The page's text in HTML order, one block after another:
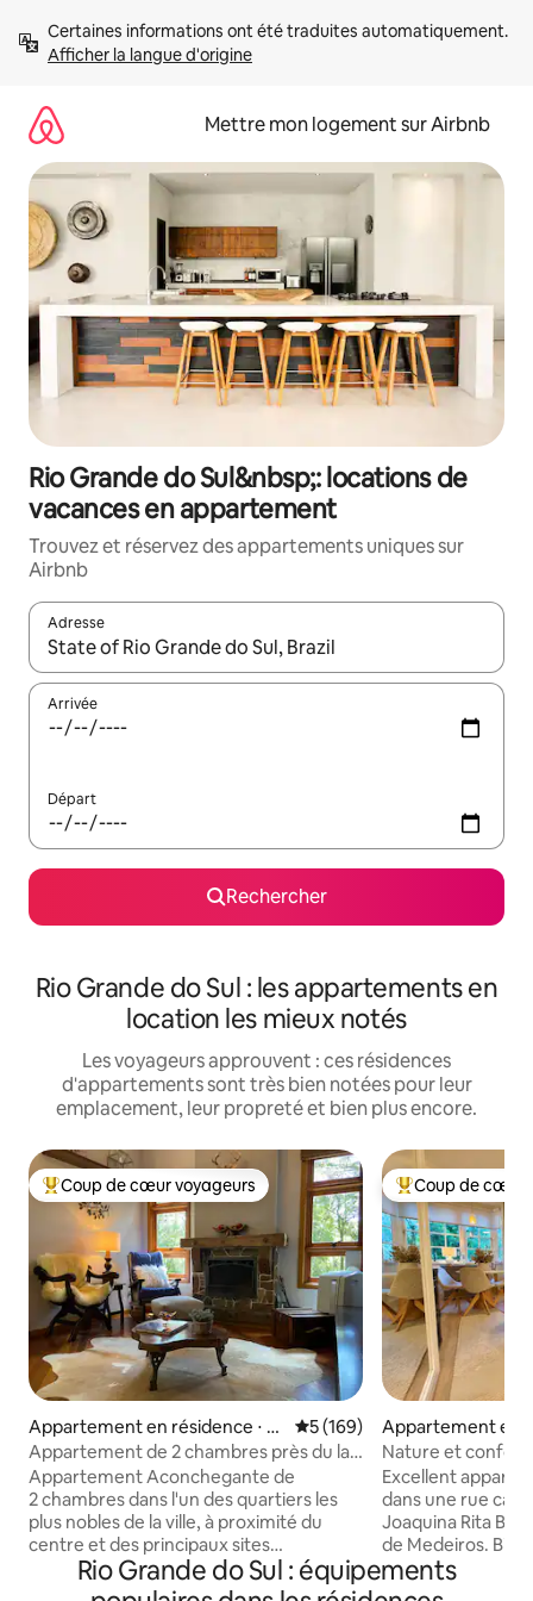
directement
Afficher la langue d'origine
Mettre mon logement sur Airbnb
Rio Grande do Sul&nbsp;: locations de
vacances en appartement
Trouvez et réservez des appartements uniques sur
Airbnb
Adresse
Lorsque les résultats s'affichent, utilisez les flèches vers le
Arrivée
Départ
Rechercher
Rio Grande do Sul : les appartements en
location les mieux notés
Les voyageurs approuvent : ces résidences
d'appartements sont très bien notées pour leur
emplacement, leur propreté et bien plus encore.
Coups de cœur voyageurs les plus appréciés
Coup de cœur voyageurs
Appartement en résidence ⋅ G
ramado
Évaluation moyenne sur la
5 (169)
Appartement de 2 chambres près du lac
noir !
Appartement Aconchegante de
2 chambres dans l'un des quartiers les
plus nobles de la ville, à proximité du
centre et des principaux sites
touristiques. Equipado et décoré
conformément au style de la Serra
Coups de cœur
Coup de cœur
Appartement en
⋅ Gramado
Nature et confort
Borges de
Excellent
dans une rue
Joaquina Rita
de Medeiros.
dispose d'une
télévisions
Rio Grande do Sul : équipements